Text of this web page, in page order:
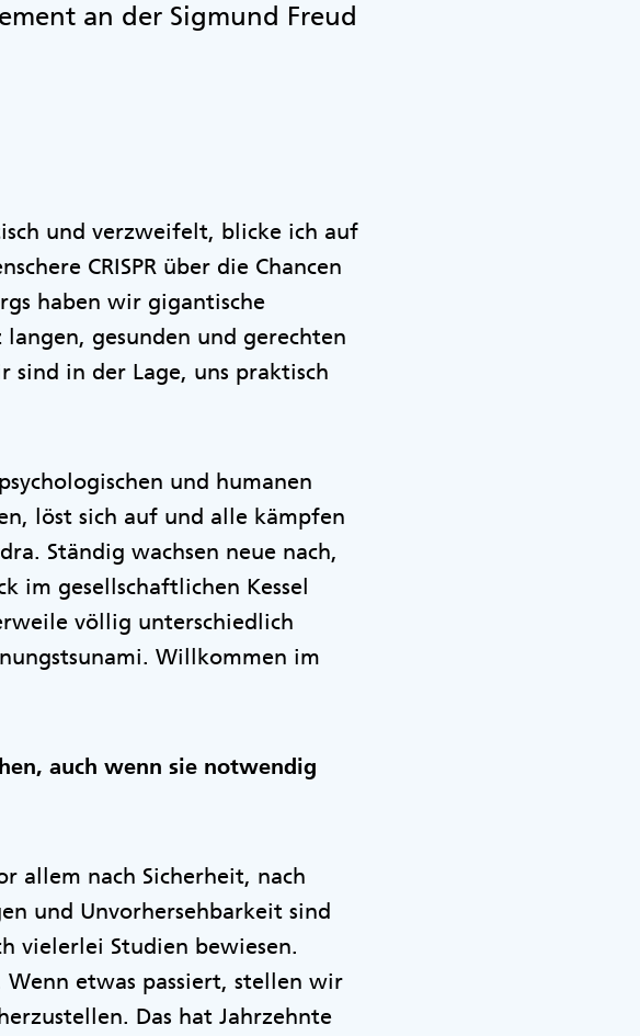
an der Sigmund Freud
und verzweifelt, blicke ich auf
CRISPR über die Chancen
haben wir gigantische
langen, gesunden und gerechten
sind in der Lage, uns praktisch
und humanen
löst sich auf und alle kämpfen
Ständig wachsen neue nach,
im gesellschaftlichen Kessel
völlig unterschiedlich
Willkommen im
auch wenn sie notwendig
allem nach Sicherheit, nach
und Unvorhersehbarkeit sind
vielerlei Studien bewiesen.
Wenn etwas passiert, stellen wir
Das hat Jahrzehnte